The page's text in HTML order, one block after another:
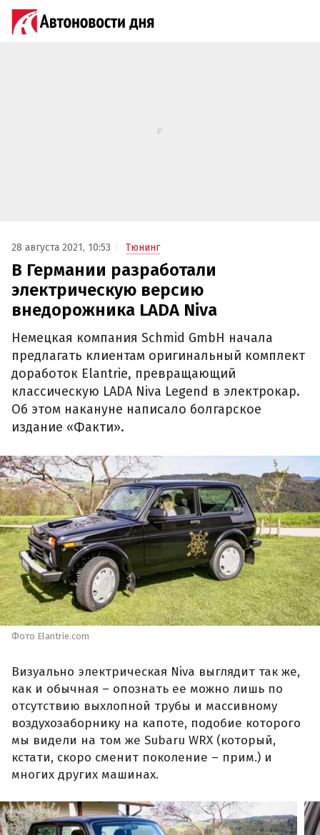
28 августа 2021, 10:53 Тюнинг
В Германии разработали
электрическую версию
внедорожника LADA Niva
Немецкая компания Schmid GmbH начала
предлагать клиентам оригинальный комплект
доработок Elantrie, превращающий
классическую LADA Niva Legend в электрокар.
Об этом накануне написало болгарское
издание «Факти».
Фото Elantrie.com
Визуально электрическая Niva выглядит так же,
как и обычная – опознать ее можно лишь по
отсутствию выхлопной трубы и массивному
воздухозаборнику на капоте, подобие которого
мы видели на том же Subaru WRX (который,
кстати, скоро сменит поколение – прим.) и
многих других машинах.